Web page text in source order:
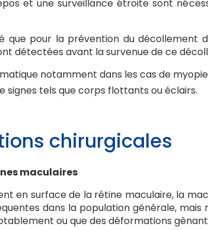
et une surveillance étroite sont
que pour la prévention du décollement
détectées avant la survenue de ce
notamment dans les cas de myopie
signes tels que corps flottants ou éclairs.
chirurgicales
maculaires
en surface de la rétine maculaire, la
dans la population générale, mais
ou que des déformations